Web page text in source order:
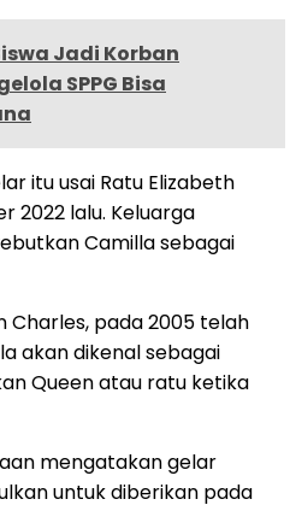
Jadi Korban
SPPG Bisa
itu usai Ratu Elizabeth
2022 lalu. Keluarga
Camilla sebagai
Charles, pada 2005 telah
akan dikenal sebagai
Queen atau ratu ketika
mengatakan gelar
untuk diberikan pada